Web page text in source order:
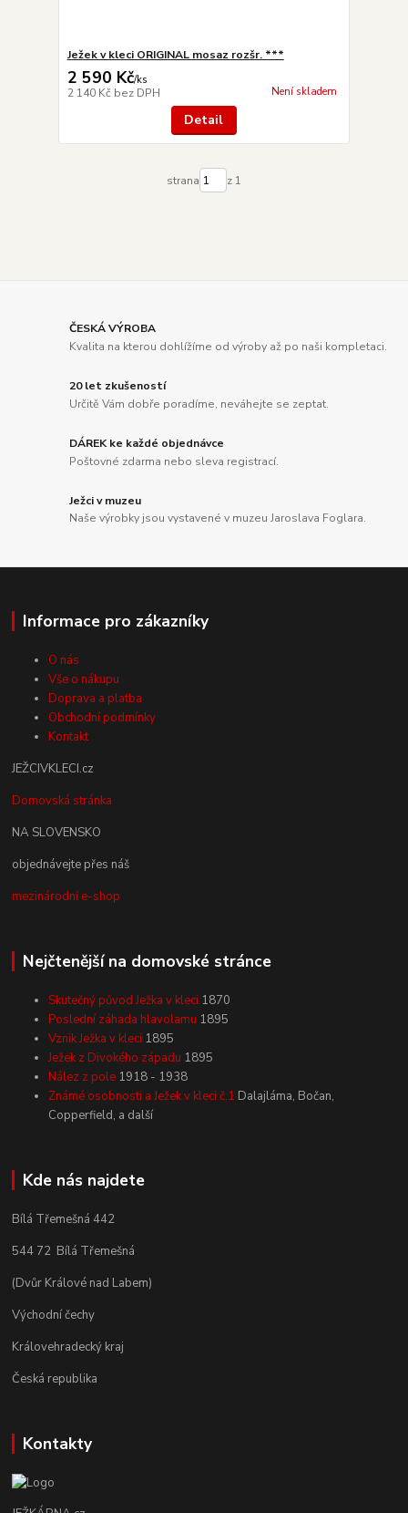
Ježek v kleci ORIGINAL mosaz rozšr. ***
2 590 Kč/ks
2 140 Kč bez DPH Není skladem
Detail
strana z 1
ČESKÁ VÝROBA
Kvalita na kterou dohlížíme od výroby až po naši kompletaci.
20 let zkušeností
Určitě Vám dobře poradíme, neváhejte se zeptat.
DÁREK ke každé objednávce
Poštovné zdarma nebo sleva registrací.
Ježci v muzeu
Naše výrobky jsou vystavené v muzeu Jaroslava Foglara.
Informace pro zákazníky
O nás
Vše o nákupu
Doprava a platba
Obchodní podmínky
Kontakt
JEŽCIVKLECI.cz
Domovská stránka
NA SLOVENSKO
objednávejte přes náš
mezinárodní e-shop
Nejčtenější na domovské stránce
Skutečný původ Ježka v kleci 1870
Poslední záhada hlavolamu 1895
Vznik Ježka v kleci 1895
Ježek z Divokého západu 1895
Nález z pole 1918 - 1938
Známé osobnosti a Ježek v kleci č.1 Dalajláma, Bočan,
Copperfield, a další
Kde nás najdete
Bílá Třemešná 442
544 72 Bílá Třemešná
(Dvůr Králové nad Labem)
Východní čechy
Královehradecký kraj
Česká republika
Kontakty